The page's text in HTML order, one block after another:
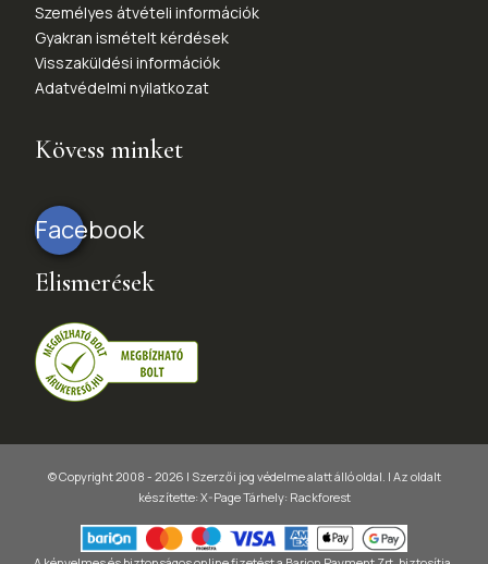
Személyes átvételi információk
Gyakran ismételt kérdések
Visszaküldési információk
Adatvédelmi nyilatkozat
Kövess minket
Facebook
Elismerések
© Copyright 2008 - 2026 | Szerzői jog védelme alatt álló oldal. | Az oldalt
készítette: X-PageTárhely: Rackforest